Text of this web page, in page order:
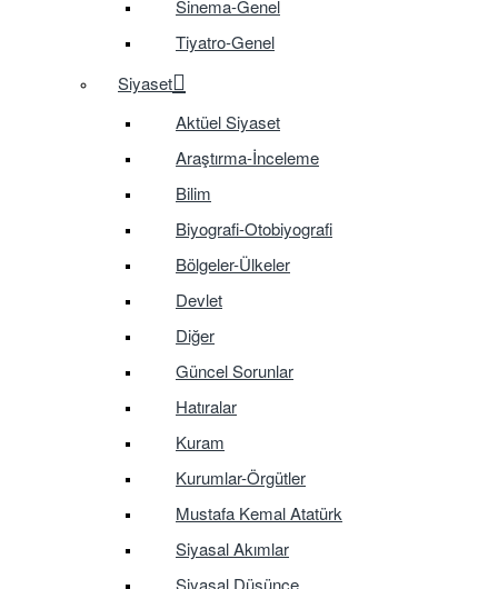
Sinema-Genel
Tiyatro-Genel
Siyaset
Aktüel Siyaset
Araştırma-İnceleme
Bilim
Biyografi-Otobiyografi
Bölgeler-Ülkeler
Devlet
Diğer
Güncel Sorunlar
Hatıralar
Kuram
Kurumlar-Örgütler
Mustafa Kemal Atatürk
Siyasal Akımlar
Siyasal Düşünce